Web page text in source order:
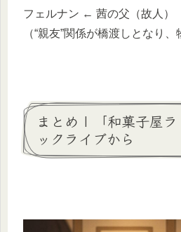
フェルナン ← 茜の父（故人）
（“親友”関係が橋渡しとなり、
まとめ | 「和菓子屋
ックライブから